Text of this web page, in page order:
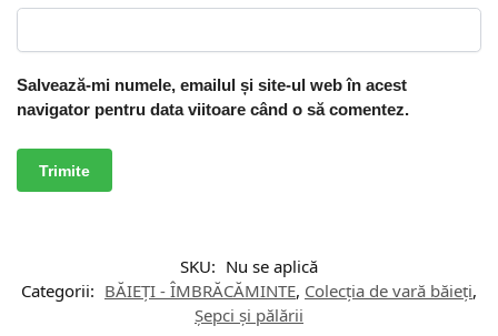
Salvează-mi numele, emailul și site-ul web în acest
navigator pentru data viitoare când o să comentez.
SKU: Nu se aplică
Categorii: BĂIEȚI - ÎMBRĂCĂMINTE, Colecția de vară băieți,
Șepci și pălării